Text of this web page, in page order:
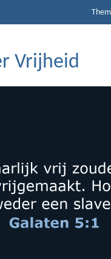
Vrijheid